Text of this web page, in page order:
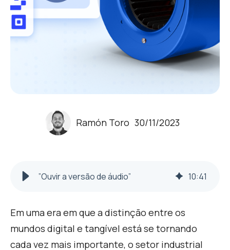
Ramón Toro 30/11/2023
”Ouvir a versão de áudio” 10:41
Em uma era em que a distinção entre os
mundos digital e tangível está se tornando
cada vez mais importante, o setor industrial